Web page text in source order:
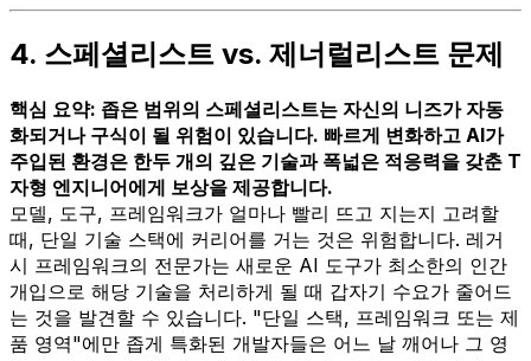
4. 스페셜리스트 vs. 제너럴리스트 문제
핵심 요약: 좁은 범위의 스페셜리스트는 자신의 니즈가 자동
화되거나 구식이 될 위험이 있습니다. 빠르게 변화하고 AI가
주입된 환경은 한두 개의 깊은 기술과 폭넓은 적응력을 갖춘 T
자형 엔지니어에게 보상을 제공합니다.
모델, 도구, 프레임워크가 얼마나 빨리 뜨고 지는지 고려할
때, 단일 기술 스택에 커리어를 거는 것은 위험합니다. 레거
시 프레임워크의 전문가는 새로운 AI 도구가 최소한의 인간
개입으로 해당 기술을 처리하게 될 때 갑자기 수요가 줄어드
는 것을 발견할 수 있습니다. "단일 스택, 프레임워크 또는 제
품 영역"에만 좁게 특화된 개발자들은 어느 날 깨어나 그 영